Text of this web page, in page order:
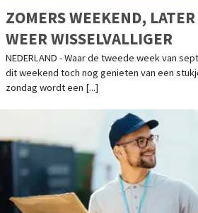
ZOMERS WEEKEND,
WEER WISSELVALLIGER
NEDERLAND - Waar de tweede week van
dit weekend toch nog genieten van een
zondag wordt een [...]